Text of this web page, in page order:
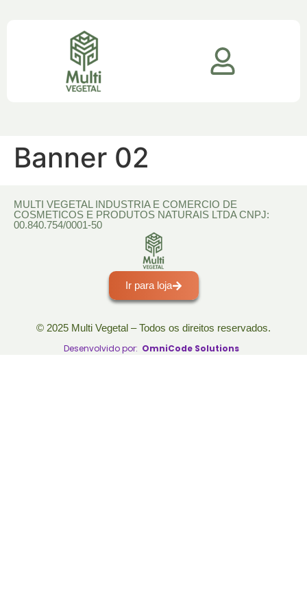
Banner 02
MULTI VEGETAL INDUSTRIA E COMERCIO DE
COSMETICOS E PRODUTOS NATURAIS LTDA CNPJ:
00.840.754/0001-50​
Ir para loja
© 2025 Multi Vegetal – Todos os direitos reservados.
Desenvolvido por: OmniCode Solutions